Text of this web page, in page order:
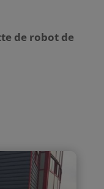
de robot de